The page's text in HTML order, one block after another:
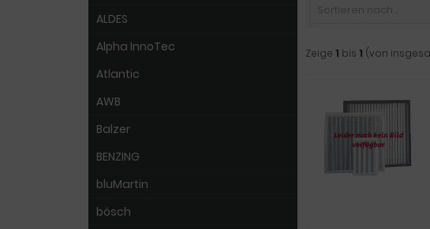
Sortieren nach ...
Zeige 1 bis 1 (von
ALDES
Alpha InnoTec
Atlantic
AWB
Balzer
BENZING
bluMartin
bösch